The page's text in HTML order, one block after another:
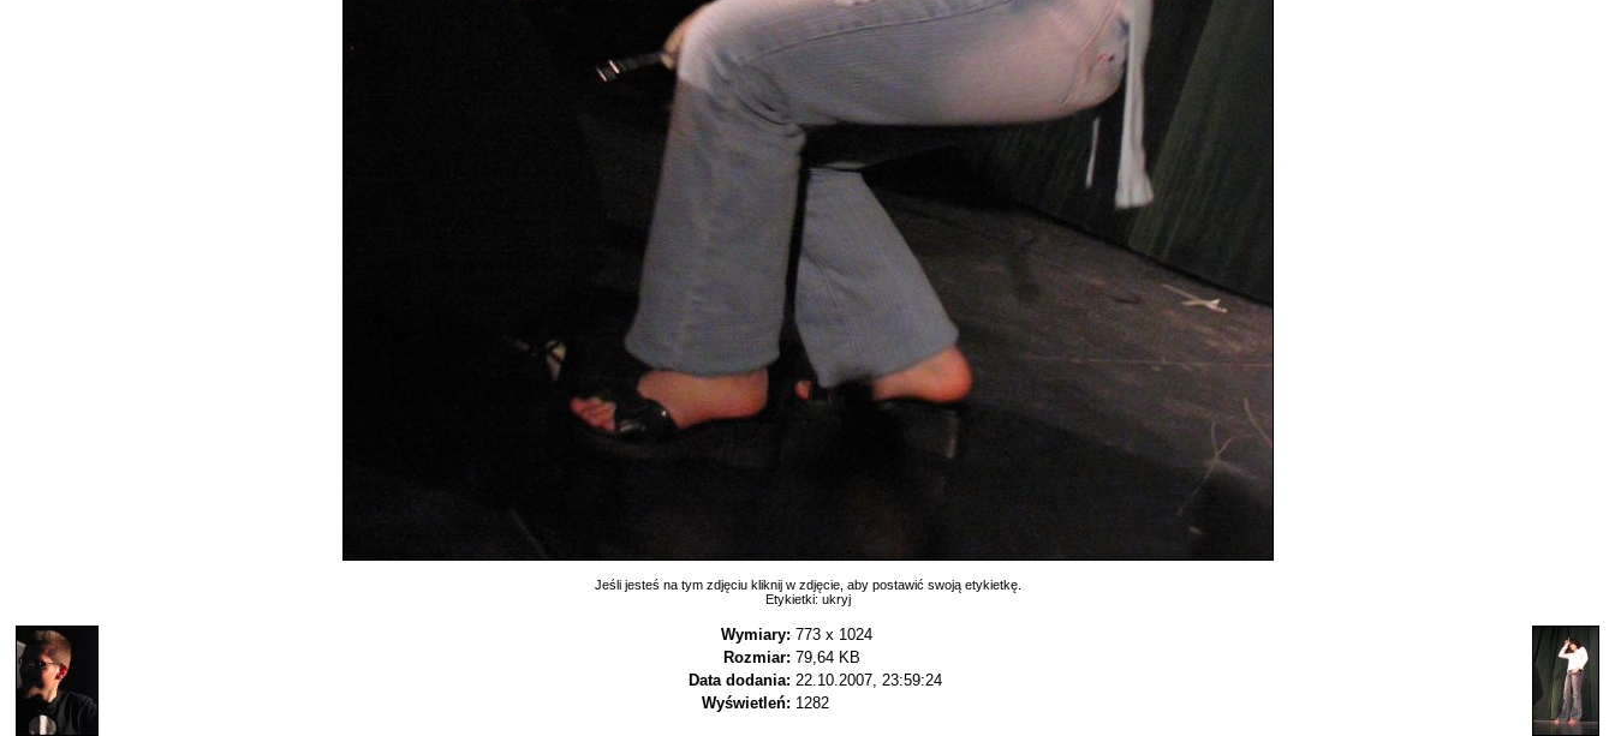
Jeśli jesteś na tym zdjęciu kliknij w zdjęcie, aby postawić swoją etykietkę.
Etykietki: ukryj
Wymiary: 773 x 1024
Rozmiar: 79,64 KB
Data dodania: 22.10.2007, 23:59:24
Wyświetleń: 1282